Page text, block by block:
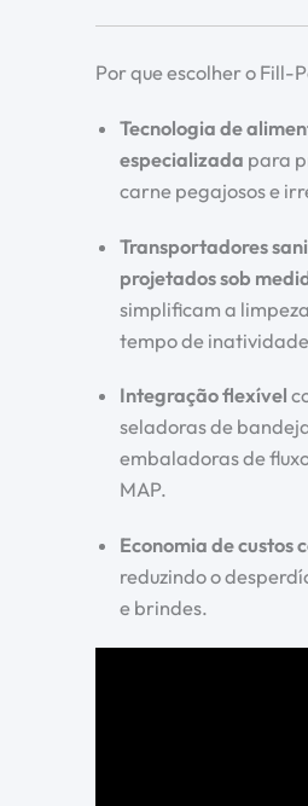
Por que escolher o Fill-
Tecnologia de
especializada para
carne pegajosos e
Transportadores
projetados sob
simplificam a
tempo de
Integração flexível
seladoras de
embaladoras de
MAP.
Economia de custos
reduzindo o
e brindes.